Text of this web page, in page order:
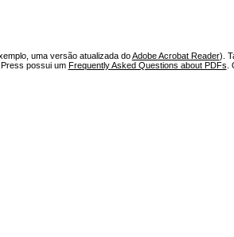
uma versão atualizada doAdobe Acrobat Reader).
possui um Frequently Asked Questions about PDFs